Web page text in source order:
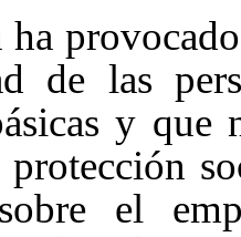
ha
de las
y que
protección
el